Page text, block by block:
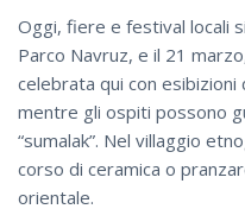
Oggi, fiere e festival locali
Parco Navruz, e il 21
celebrata qui con esibizioni
mentre gli ospiti possono
“sumalak”. Nel villaggio
corso di ceramica o
orientale.